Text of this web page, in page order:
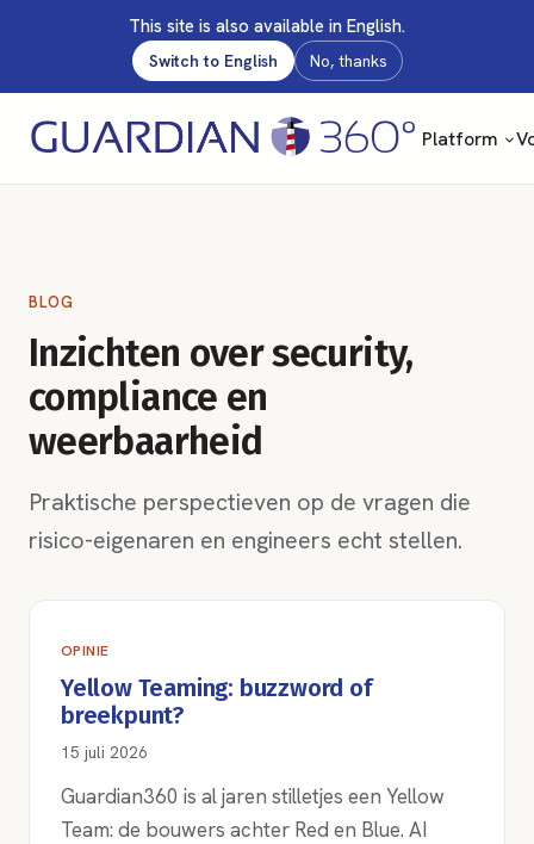
This site is also available in English.
Switch to English No, thanks
Platform
BLOG
Inzichten over security,
compliance en
weerbaarheid
Praktische perspectieven op de vragen die
risico-eigenaren en engineers echt stellen.
OPINIE
Yellow Teaming: buzzword of
breekpunt?
15 juli 2026
Guardian360 is al jaren stilletjes een Yellow
Team: de bouwers achter Red en Blue. AI